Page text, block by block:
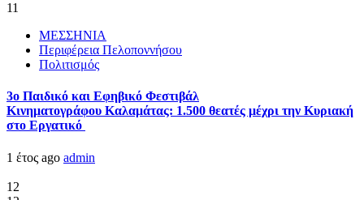
11
ΜΕΣΣΗΝΙΑ
Περιφέρεια Πελοποννήσου
Πολιτισμός
3ο Παιδικό και Εφηβικό Φεστιβάλ
Κινηματογράφου Καλαμάτας: 1.500 θεατές μέχρι την Κυριακή
στο Εργατικό
1 έτος ago admin
12